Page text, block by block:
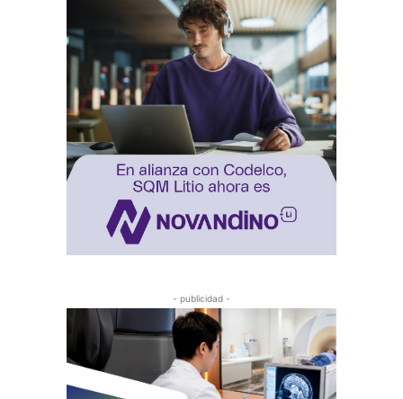
- publicidad -